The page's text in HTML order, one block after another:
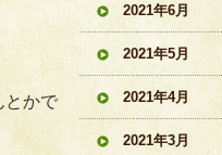
とかで
2021年6月
2021年5月
2021年4月
2021年3月